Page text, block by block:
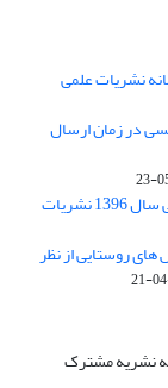
نشریات علمی
در زمان ارسال
کسب رتبه A فصلنامه پژوهش های روستایی در ارزیابی سال 1396 نشریات
روستایی از نظر
نشریه مشترک